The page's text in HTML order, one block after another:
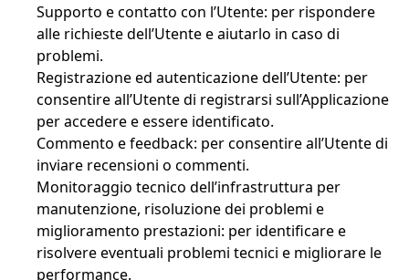
Supporto e contatto con l’Utente: per rispondere
alle richieste dell’Utente e aiutarlo in caso di
problemi.
Registrazione ed autenticazione dell’Utente: per
consentire all’Utente di registrarsi sull’Applicazione
per accedere e essere identificato.
Commento e feedback: per consentire all’Utente di
inviare recensioni o commenti.
Monitoraggio tecnico dell’infrastruttura per
manutenzione, risoluzione dei problemi e
miglioramento prestazioni: per identificare e
risolvere eventuali problemi tecnici e migliorare le
performance.